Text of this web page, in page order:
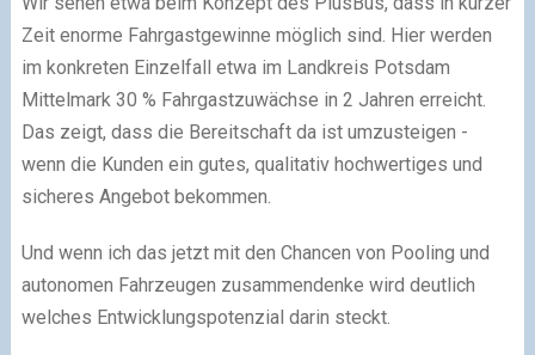
Zeit enorme Fahrgastgewinne möglich sind. Hier werden
im konkreten Einzelfall etwa im Landkreis Potsdam
Mittelmark 30 % Fahrgastzuwächse in 2 Jahren erreicht.
Das zeigt, dass die Bereitschaft da ist umzusteigen -
wenn die Kunden ein gutes, qualitativ hochwertiges und
sicheres Angebot bekommen.
Und wenn ich das jetzt mit den Chancen von Pooling und
autonomen Fahrzeugen zusammendenke wird deutlich
welches Entwicklungspotenzial darin steckt.